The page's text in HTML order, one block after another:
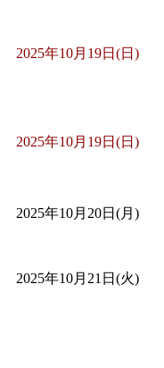
2025年10月19日(日)
2025年10月19日(日)
2025年10月20日(月)
2025年10月21日(火)